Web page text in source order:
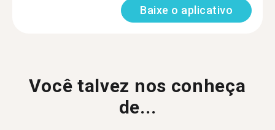
Baixe o aplicativo
Você talvez nos conheça
de...